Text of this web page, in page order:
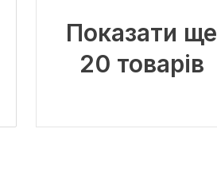
Показати ще
20 товарів